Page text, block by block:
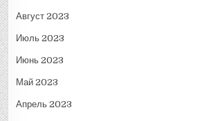
Август 2023
Июль 2023
Июнь 2023
Май 2023
Апрель 2023